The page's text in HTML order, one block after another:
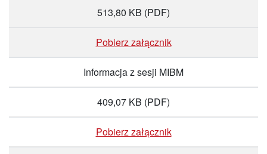
513,80 KB (PDF)
Pobierz załącznik
Informacja z sesji MIBM
409,07 KB (PDF)
Pobierz załącznik